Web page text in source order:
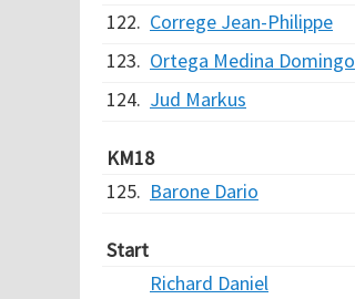
122. Correge Jean-Philippe
123. Ortega Medina Domingo
124. Jud Markus
KM18
125. Barone Dario
Start
Richard Daniel